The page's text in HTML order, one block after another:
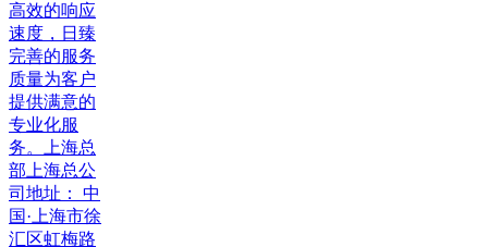
高效的响应
速度，日臻
完善的服务
质量为客户
提供满意的
专业化服
务。上海总
部上海总公
司地址： 中
国·上海市徐
汇区虹梅路